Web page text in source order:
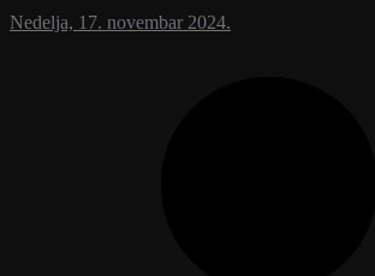
Nedelja, 17. novembar 2024.